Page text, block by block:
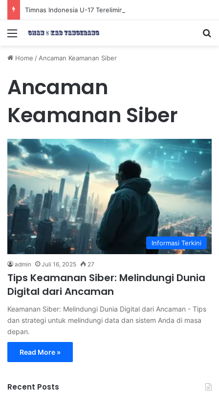
Menu
Home / Ancaman Keamanan Siber
Ancaman
Keamanan Siber
Informasi Terkini
admin Juli 16, 2025 27
Tips Keamanan Siber: Melindungi Dunia
Digital dari Ancaman
Keamanan Siber: Melindungi Dunia Digital dari Ancaman - Tips
dan strategi untuk melindungi data dan sistem Anda di masa
depan.
Read More »
Recent Posts